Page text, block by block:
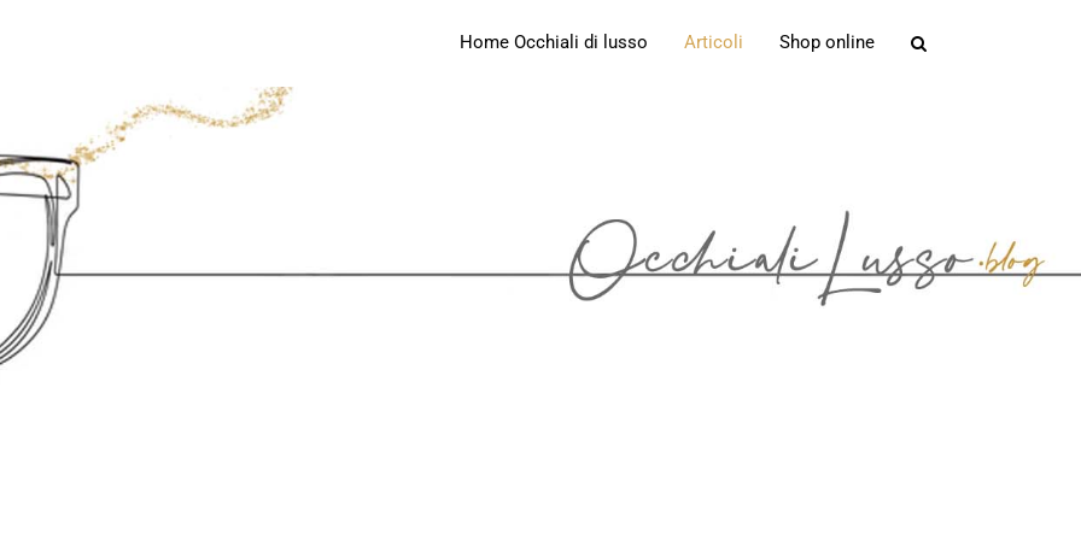
Home Occhiali di lusso Articoli Shop online